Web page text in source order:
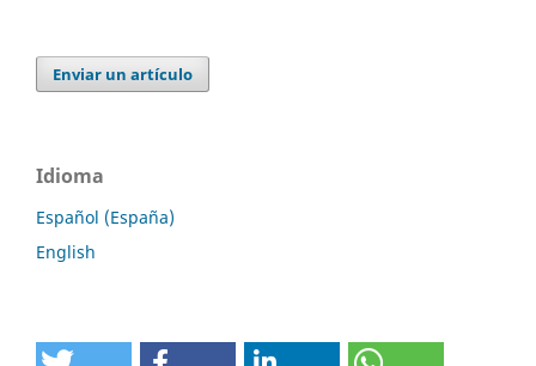
Enviar un artículo
Idioma
Español (España)
English